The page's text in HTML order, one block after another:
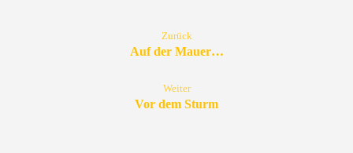
Zurück
Auf der Mauer…
Weiter
Vor dem Sturm